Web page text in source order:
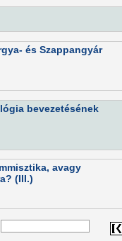
és Szappangyár
bevezetésének
avagy
(III.)